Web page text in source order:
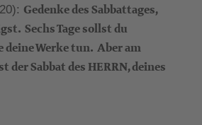
Gedenke des Sabbattages,
Sechs Tage sollst du
deine Werke tun. Aber am
der Sabbat des HERRN, deines